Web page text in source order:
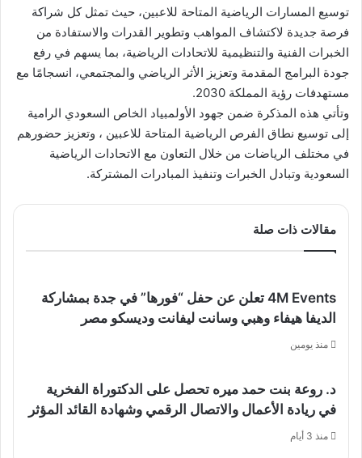
توسيع المسارات الرياضية المتاحة للاعبين، حيث تمثل كل شراكة
فرصة جديدة لاكتشاف المواهب وتطوير القدرات والاستفادة من
الخبرات الفنية والتنظيمية للاتحادات الرياضية، بما يسهم في رفع
جودة البرامج المقدمة وتعزيز الأثر الرياضي والمجتمعي، انسجامًا مع
مستهدفات رؤية المملكة 2030.
وتأتي هذه المذكرة ضمن جهود الأولمبياد الخاص السعودي الرامية
إلى توسيع نطاق الفرص الرياضية المتاحة للاعبين ، وتعزيز حضورهم
في مختلف الرياضات من خلال التعاون مع الاتحادات الرياضية
السعودية وتبادل الخبرات وتنفيذ المبادرات المشتركة.
مقالات ذات صلة
4M Events تعلن عن حفل “فورها” في جدة بمشاركة
الديفا هيفاء وهبي وسانت ليفانت وديسكو مصر
منذ يومين
د. روعة بنت حمد ميره تحصل على الدكتوراة الفخرية
في ريادة الأعمال والاتصال الرقمي وشهادة القائد المؤثر
منذ 3 أيام